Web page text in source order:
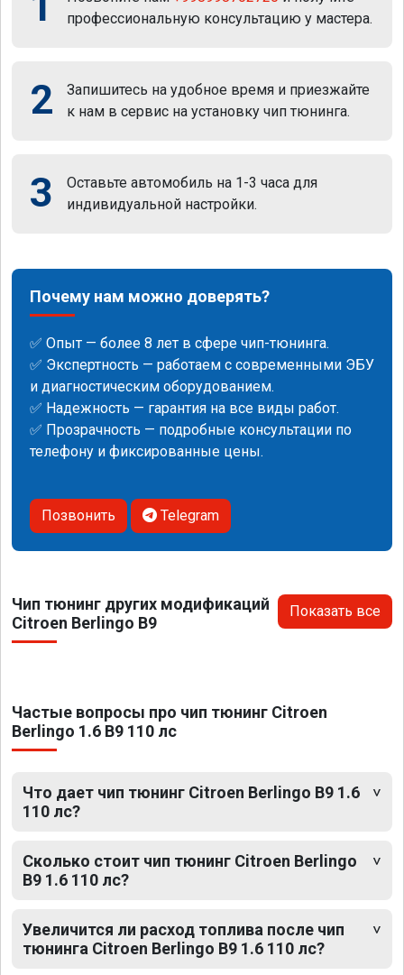
профессиональную консультацию у мастера.
2
Запишитесь на удобное время и приезжайте
к нам в сервис на установку чип тюнинга.
3
Оставьте автомобиль на 1-3 часа для
индивидуальной настройки.
Почему нам можно доверять?
✅ Опыт — более 8 лет в сфере чип-тюнинга.
✅ Экспертность — работаем с современными ЭБУ
и диагностическим оборудованием.
✅ Надежность — гарантия на все виды работ.
✅ Прозрачность — подробные консультации по
телефону и фиксированные цены.
Позвонить Telegram
Чип тюнинг других модификаций
Citroen Berlingo B9
Показать все
Частые вопросы про чип тюнинг Citroen
Berlingo 1.6 B9 110 лс
Что дает чип тюнинг Citroen Berlingo B9 1.6
110 лс?
Сколько стоит чип тюнинг Citroen Berlingo
B9 1.6 110 лс?
Увеличится ли расход топлива после чип
тюнинга Citroen Berlingo B9 1.6 110 лс?